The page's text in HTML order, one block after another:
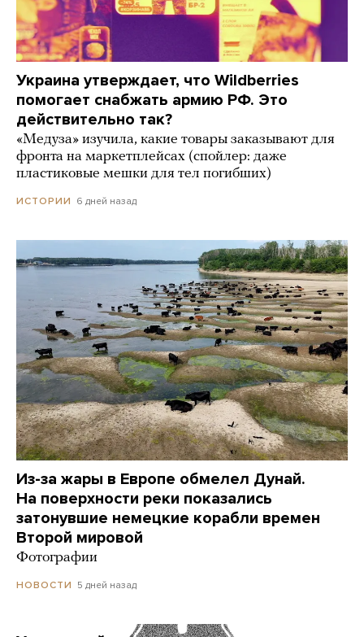
Украина утверждает, что Wildberries
помогает снабжать армию РФ. Это
действительно так?
«Медуза» изучила, какие товары заказывают для
фронта на маркетплейсах (спойлер: даже
пластиковые мешки для тел погибших)
ИСТОРИИ 6 дней назад
Из-за жары в Европе обмелел Дунай.
На поверхности реки показались
затонувшие немецкие корабли времен
Второй мировой
Фотографии
НОВОСТИ 5 дней назад